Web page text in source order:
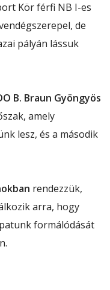
Kör férfi NB I-es
de
pályán lássuk
B. Braun Gyöngyös
amely
lesz, és a második
rendezzük,
arra, hogy
formálódását